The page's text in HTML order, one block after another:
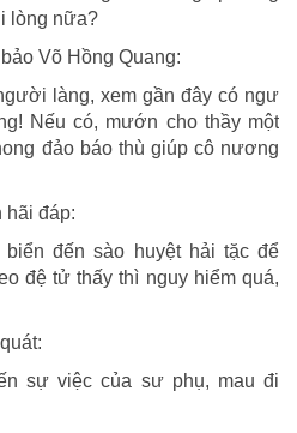
lòng nữa?
Võ Hồng Quang:
làng, xem gần đây có ngư
Nếu có, mướn cho thầy một
đảo báo thù giúp cô nương
hãi đáp:
đến sào huyệt hải tặc để
đệ tử thấy thì nguy hiểm quá,
sự việc của sư phụ, mau đi